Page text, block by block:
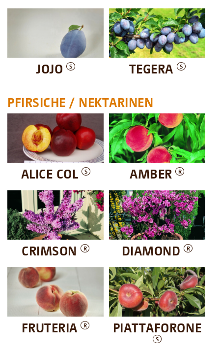
JOJO S TEGERA S
PFIRSICHE / NEKTARINEN
ALICE COL S AMBER R
CRIMSON R DIAMOND R
FRUTERIA R PIATTAFORONE
S